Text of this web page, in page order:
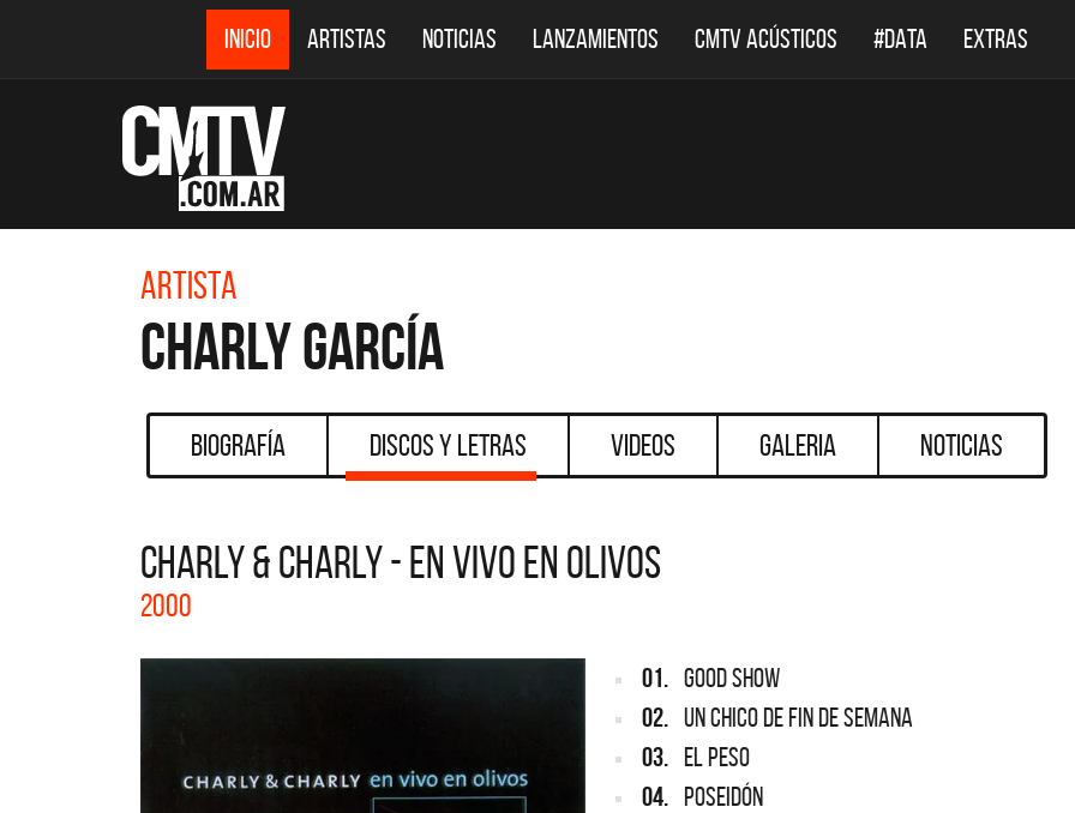
INICIO ARTISTAS NOTICIAS LANZAMIENTOS CMTV ACÚSTICOS #DATA EXTRAS
Artista
Charly García
Biografía Discos y Letras Videos Galeria Noticias
CHARLY & CHARLY - EN VIVO EN OLIVOS
2000
01. GOOD SHOW
02. UN CHICO DE FIN DE SEMANA
03. EL PESO
04. POSEIDÓN
DESTACADOS
La colección completa de los CMTV
DESTACADOS